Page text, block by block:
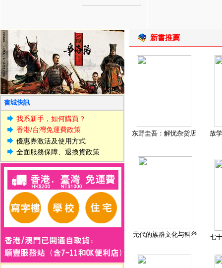
書城快訊
我系新手，如何購買？
香港/台灣免運費政策
優惠券激活及使用方式
全面服務保障、退換貨政策
新書推薦
东野圭吾：解忧杂货店 放
元代的族群文化与科举 七